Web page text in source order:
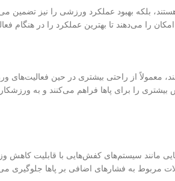
بلکه بهبود عملکرد ورزشی را نیز تضمین
را می‌دهند تا بهترین عملکرد را در هنگام
از راحتی بیشتری در حین فعالیت‌های
را برای پاها فراهم می‌کنند و به
مانند سیستم‌های کفش‌هایی با قابلیت کاهش
مربوط به فشارهای اضافی بر پاها جلوگیری